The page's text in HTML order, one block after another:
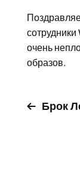
сотрудники
очень
образов.
Брок